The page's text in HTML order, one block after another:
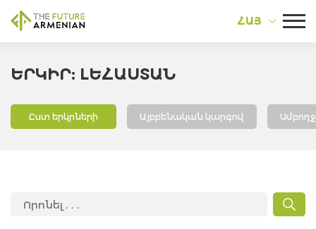
ՀԱՅ
ԵՐԿԻՐ: ԼԵՀԱՍՏԱՆ
Ըստ երկրների Այբբենական կարգով